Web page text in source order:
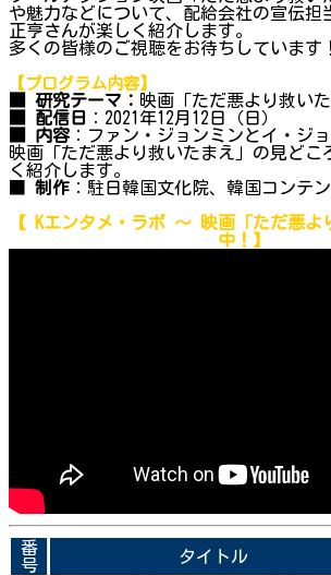
や魅力などについて、配給会社の宣伝担
正亨さんが楽しく紹介します。
多くの皆様のご視聴をお待ちしています！
【プログラム内容】
■ 研究テーマ： 映画「ただ悪より救いた
■ 配信日
：2021年12月12日（日）
■ 内容 ：ファン・ジョンミンとイ・ジ
映画「ただ悪より救いたまえ」の見どこ
く紹介します。
制作 ：駐日韓国文化院、韓国コンテン
【 Kエンタメ・ラボ ～
映画「ただ悪よ
中！】
番
号
タイトル